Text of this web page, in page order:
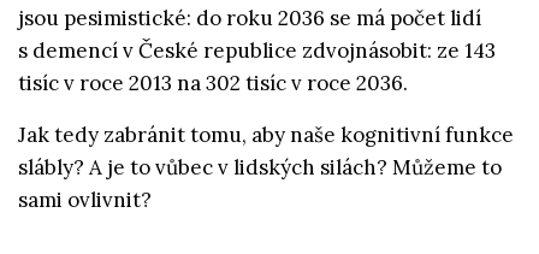
jsou pesimistické: do roku 2036 se má počet lidí
s demencí v České republice zdvojnásobit: ze 143
tisíc v roce 2013 na 302 tisíc v roce 2036.
Jak tedy zabránit tomu, aby naše kognitivní funkce
slábly? A je to vůbec v lidských silách? Můžeme to
sami ovlivnit?